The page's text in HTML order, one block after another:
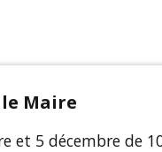
Maire
et 5 décembre de